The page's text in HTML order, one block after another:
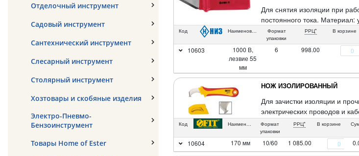
Отделочный инструмент
Садовый инструмент
Сантехнический инструмент
Слесарный инструмент
Столярный инструмент
Хозтовары и скобяные изделия
Электро-Пневмо-
Бензоинструмент
Товары Home of Ester
Для снятия изоляции при
постоянного тока.
Код Наименование
Формат
упаковки
РРЦ* В корзине
10603
1000 В,
лезвие 55
мм
6 998.00
НОЖ ИЗОЛИРОВАННЫЙ
Для зачистки изоляции и
электрических проводов и
на конце лезвия
прорезиненная ручка.
Код Наименование
Формат
упаковки
РРЦ* В корзине
10604 170 мм 10/60 1 085.00